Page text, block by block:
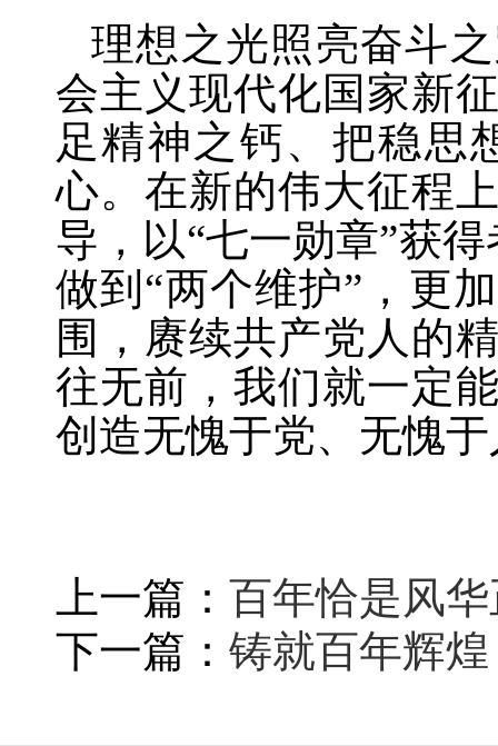
理想之光照亮奋斗
会主义现代化国家新
足精神之钙、把稳思
心。在新的伟大征程
导，以“七一勋章”获
做到“两个维护”，更
围，赓续共产党人的
往无前，我们就一定
创造无愧于党、无愧
上一篇： 百年恰是风
下一篇： 铸就百年辉